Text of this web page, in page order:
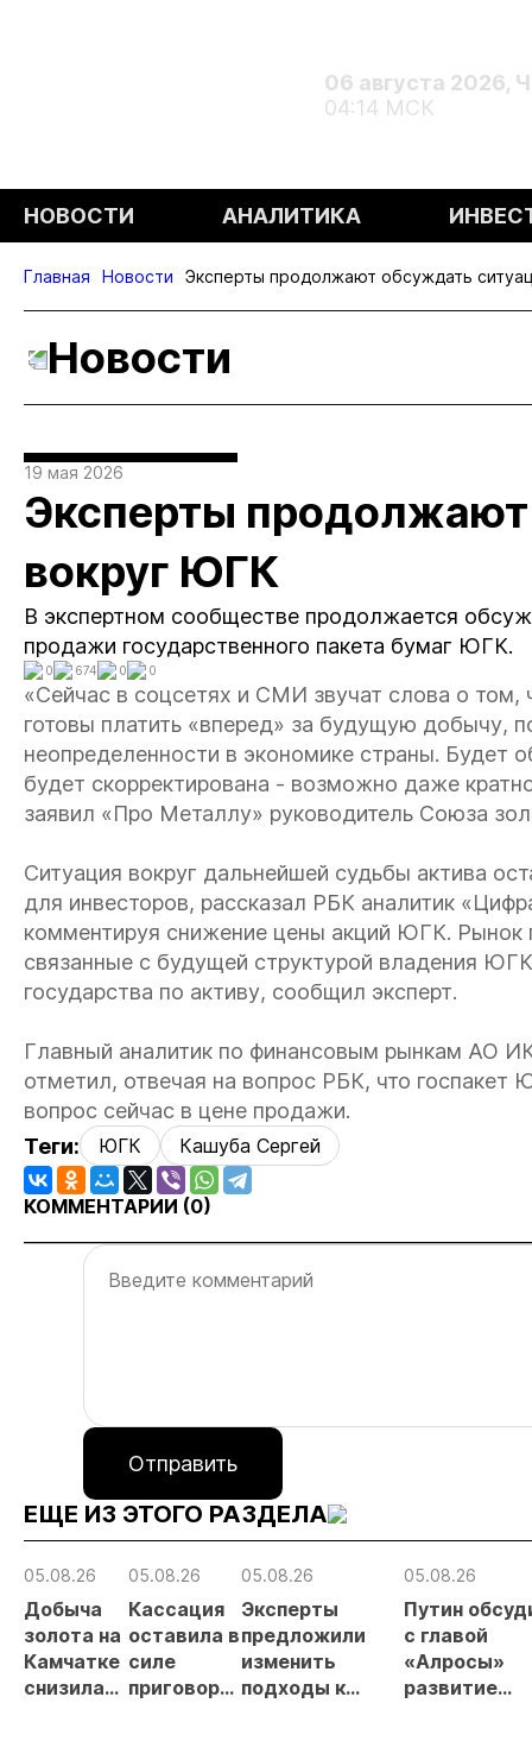
06 августа 2026,
04:14 МСК
НОВОСТИ АНАЛИТИКА
Главная Новости Эксперты продолжают обсуждать
Новости
19 мая 2026
Эксперты
вокруг ЮГК
В экспертном сообществе продолжается
продажи государственного пакета бумаг ЮГК.
0 674 0 0
«Сейчас в соцсетях и СМИ звучат слова о том,
готовы платить «вперед» за будущую добычу,
неопределенности в экономике страны. Будет
будет скорректирована - возможно даже
заявил «Про Металлу» руководитель Союза
Ситуация вокруг дальнейшей судьбы актива
для инвесторов, рассказал РБК аналитик
комментируя снижение цены акций ЮГК.
связанные с будущей структурой владения
государства по активу, сообщил эксперт.
Главный аналитик по финансовым рынкам АО
отметил, отвечая на вопрос РБК, что госпакет
вопрос сейчас в цене продажи.
Теги:
ЮГК Кашуба Сергей
КОММЕНТАРИИ (0)
Отправить
ЕЩЕ ИЗ ЭТОГО РАЗДЕЛА
05.08.26
Добыча
золота на
Камчатке
снизилась
05.08.26
Кассация
оставила в
силе
приговор
05.08.26
Эксперты
предложили
изменить
подходы к
05.08.26
Путин
с главой
«Алросы»
развитие